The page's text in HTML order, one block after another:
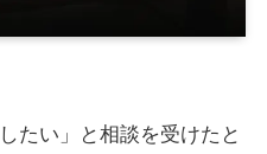
たい」と相談を受けたと